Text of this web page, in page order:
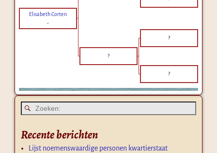
Elisabeth Corten
-
?
?
?
Recente berichten
Lijst noemenswaardige personen kwartierstaat